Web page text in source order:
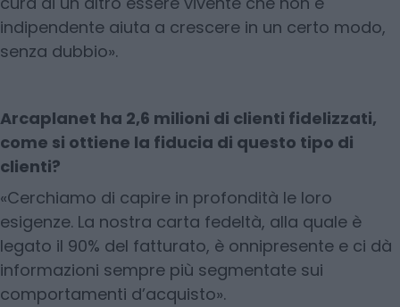
indipendente aiuta a crescere in un certo modo,
senza dubbio».
Arcaplanet ha 2,6 milioni di clienti fidelizzati,
come si ottiene la fiducia di questo tipo di
clienti?
«Cerchiamo di capire in profondità le loro
esigenze. La nostra carta fedeltà, alla quale è
legato il 90% del fatturato, è onnipresente e ci dà
informazioni sempre più segmentate sui
comportamenti d’acquisto».